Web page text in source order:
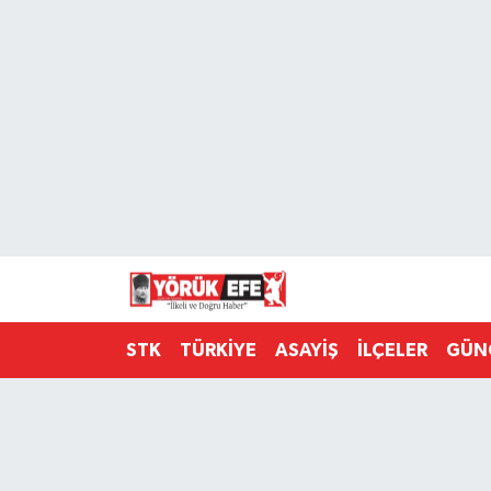
STK TÜRKİYE ASAYİŞ İLÇELER
Süper Lig Puan Durumu ve Fikstür
Tüm Manşetler